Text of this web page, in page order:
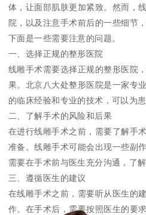
体，让面部肌肤更加紧致。然而，
院，以及注意手术前后的一些细节
下面是一些需要注意的问题。
一、选择正规的整形医院
线雕手术需要选择正规的整形医院
果。北京八大处整形医院是一家专
的临床经验和专业的技术，可以为
二、了解手术的风险和后果
在进行线雕手术之前，需要了解手
准备。线雕手术可能会出现一些副
需要在手术前与医生充分沟通，了
三、遵循医生的建议
在线雕手术之前，需要听从医生的
作。在手术后，需要按照医生的要